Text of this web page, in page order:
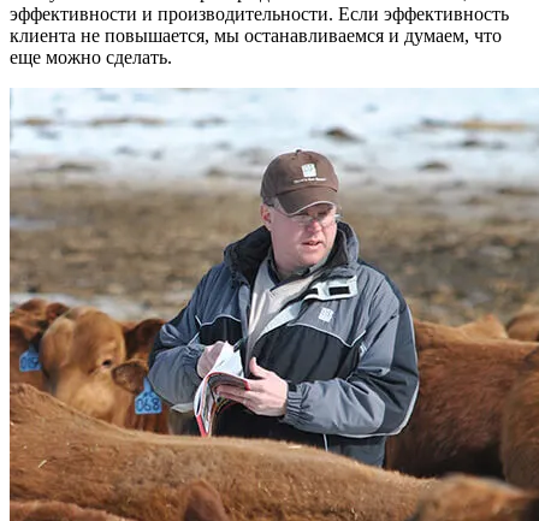
эффективности и производительности. Если эффективность
клиента не повышается, мы останавливаемся и думаем, что
еще можно сделать.